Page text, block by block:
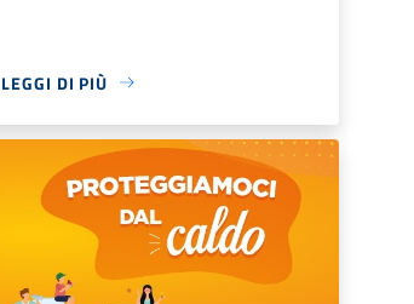
LEGGI DI PIÙ